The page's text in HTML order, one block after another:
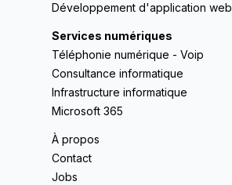
Développement d'application web
Services numériques
Téléphonie numérique - Voip
Consultance informatique
Infrastructure informatique
Microsoft 365
À propos
Contact
Jobs